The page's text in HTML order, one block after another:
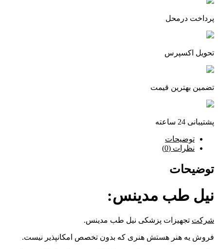
پرداخت درمحل
تحویل اکسپرس
تضمین بهترین قیمت
پشتیبانی 24 ساعته
توضیحات
نظرات (0)
توضیحات
نیل طب مدینس:
شرکت تجهیزات پزشکی نیل طب مدینس.
فروش یه هنر هستش هنری که بدون تخصص امکانپذیر نیست.